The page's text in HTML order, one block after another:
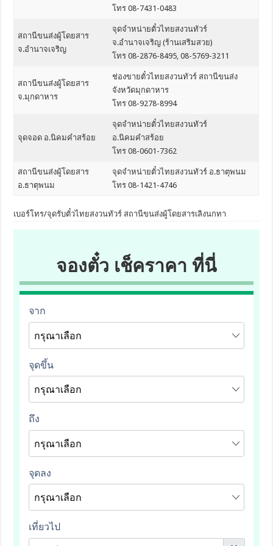
โทร 08-7431-0483
สถานีขนส่งผู้โดยสาร
จ.อำนาจเจริญ
จุดจำหน่ายตั๋วไทยสงวนทัวร์
จ.อำนาจเจริญ (ร้านเสริมสวย)
โทร 08-2876-8495, 08-5769-3211
สถานีขนส่งผู้โดยสาร
จ.มุกดาหาร
ช่องขายตั๋วไทยสงวนทัวร์ สถานีขนส่ง
จังหวัดมุกดาหาร
โทร 08-9278-8994
จุดจอด อ.นิคมคำสร้อย
จุดจำหน่ายตั๋วไทยสงวนทัวร์
อ.นิคมคำสร้อย
โทร 08-0601-7362
สถานีขนส่งผู้โดยสาร
อ.ธาตุพนม
จุดจำหน่ายตั๋วไทยสงวนทัวร์ อ.ธาตุพนม
โทร 08-1421-4746
เบอร์โทร/จุดรับตั๋วไทยสงวนทัวร์ สถานีขนส่งผู้โดยสารเลิงนกทา
จองตั๋ว เช็คราคา ที่นี่